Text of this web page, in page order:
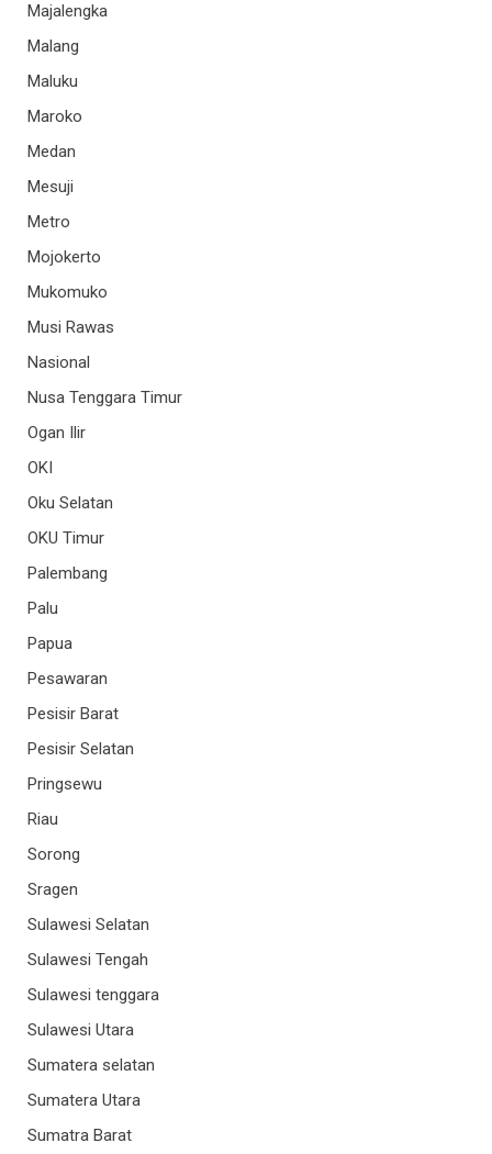
Majalengka
Malang
Maluku
Maroko
Medan
Mesuji
Metro
Mojokerto
Mukomuko
Musi Rawas
Nasional
Nusa Tenggara Timur
Ogan Ilir
OKI
Oku Selatan
OKU Timur
Palembang
Palu
Papua
Pesawaran
Pesisir Barat
Pesisir Selatan
Pringsewu
Riau
Sorong
Sragen
Sulawesi Selatan
Sulawesi Tengah
Sulawesi tenggara
Sulawesi Utara
Sumatera selatan
Sumatera Utara
Sumatra Barat